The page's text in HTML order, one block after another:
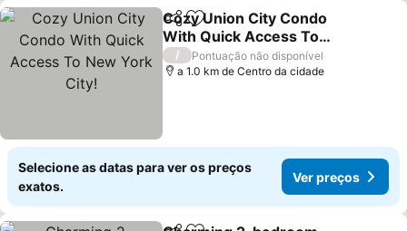
PartilharAdicionar aos favoritos
Cozy Union City Condo
With Quick Access To
New York City!
/
Pontuação não disponível
a 1.0 km de Centro da cidade
Selecione as datas para ver os preços
exatos.
Ver preços